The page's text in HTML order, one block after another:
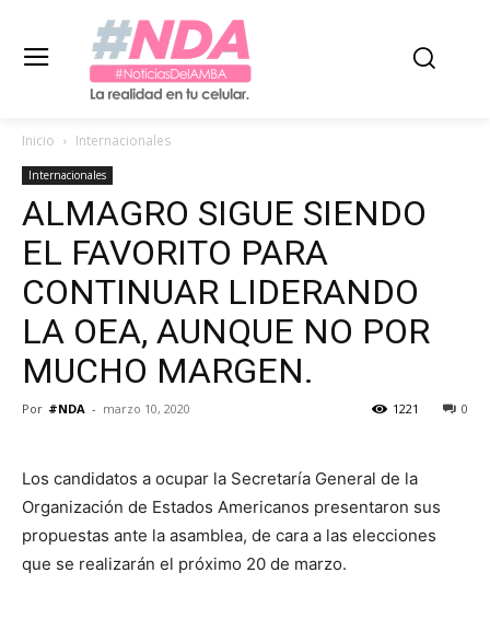
Inicio Internacionales
Internacionales
ALMAGRO SIGUE SIENDO
EL FAVORITO PARA
CONTINUAR LIDERANDO
LA OEA, AUNQUE NO POR
MUCHO MARGEN.
Por #NDA - marzo 10, 2020 0
1221
Los candidatos a ocupar la Secretaría General de la
Organización de Estados Americanos presentaron sus
propuestas ante la asamblea, de cara a las elecciones
que se realizarán el próximo 20 de marzo.